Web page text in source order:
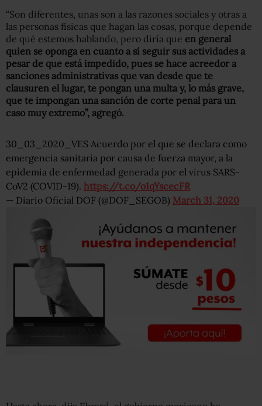
“Son diferentes, unas son a las razones sociales y otras a
las personas físicas que hagan las cosas, porque depende
de qué estemos hablando, pero diría que en general
quien se oponga en cuanto a sí seguir sus actividades a
pesar de que está impedido, pues se hace acreedor a
sanciones administrativas que van desde que te
clausuren el lugar, te pongan una multa y, lo más grave,
que te impongan una sanción de corte penal para un
caso muy extremo”, agregó.
30_03_2020_VES Acuerdo por el que se declara como
emergencia sanitaria por causa de fuerza mayor, a la
epidemia de enfermedad generada por el virus SARS-
CoV2 (COVID-19). https://t.co/o1qYscecFR
— Diario Oficial DOF (@DOF_SEGOB) March 31, 2020